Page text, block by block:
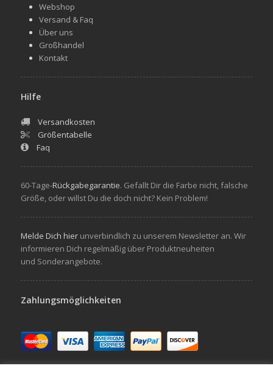
Webshop
Versand & Faq
Über uns
Großhandel
Kontakt
Hilfe
Versandkosten
Größentabelle
Faq
60-Tage-Rückgabegarantie. Gefallt Dir die Farbe nicht, falsche
Größe, oder willst Du die doch nicht? Kein Problem!
Melde Dich hierunverbindlich zu unserem Newsletter an. Wir
informieren Dich regelmäßig über Produktneuheiten
und Sonderangebote.
Zahlungsmöglichkeiten